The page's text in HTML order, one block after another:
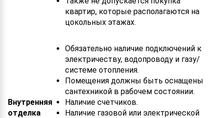
квартир, которые располагаются на
цокольных этажах.
Внутренняя
отделка
Обязательно наличие подключений к
электричеству, водопроводу и газу/
системе отопления.
Помещения должны быть оснащены
сантехникой в рабочем состоянии.
Наличие счетчиков.
Наличие газовой или электрической